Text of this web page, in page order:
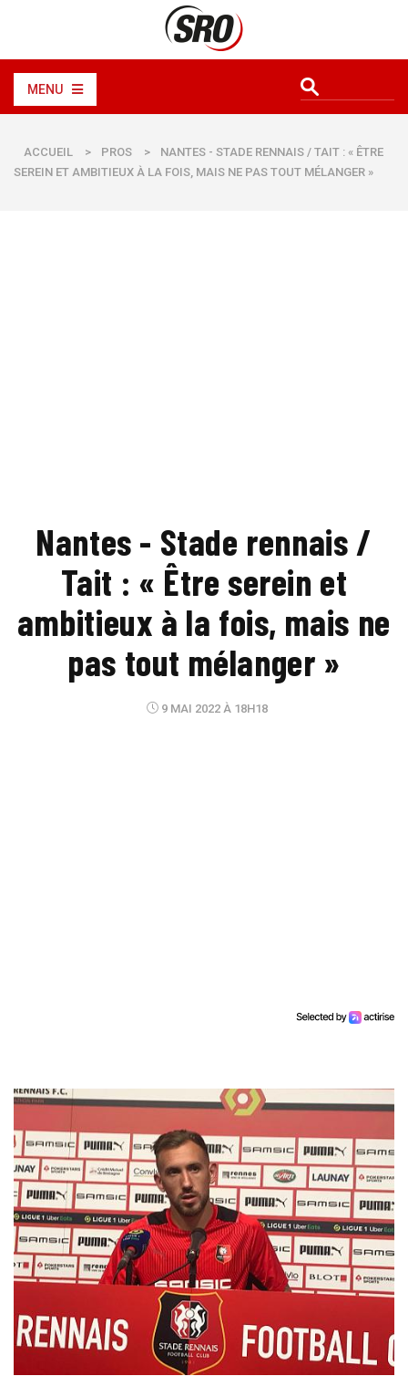
MENU
ACCUEIL > PROS >
NANTES - STADE RENNAIS / TAIT : « ÊTRE
SEREIN ET AMBITIEUX À LA FOIS, MAIS NE PAS TOUT MÉLANGER »
Nantes - Stade rennais /
Tait : « Être serein et
ambitieux à la fois, mais ne
pas tout mélanger »
9 MAI 2022 À 18H18